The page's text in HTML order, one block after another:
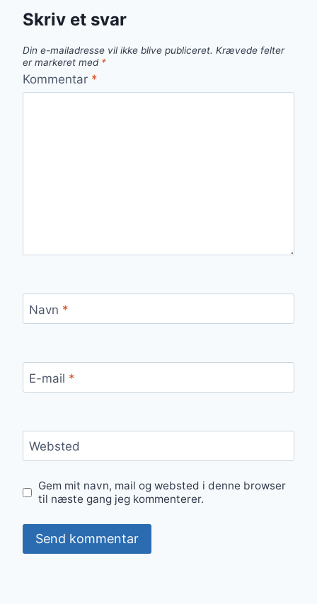
Skriv et svar
Din e-mailadresse vil ikke blive publiceret. Krævede felter
er markeret med *
Kommentar *
Navn *
E-mail *
Websted
Gem mit navn, mail og websted i denne browser
til næste gang jeg kommenterer.